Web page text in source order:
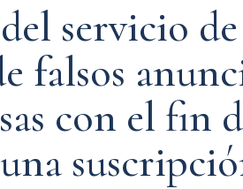
servicio
falsos
con el fin